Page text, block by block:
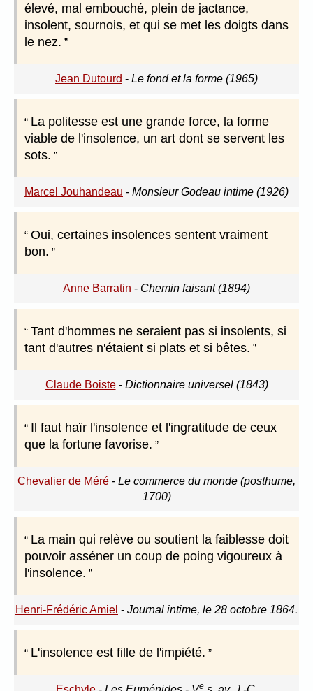
élevé, mal embouché, plein de jactance,
insolent, sournois, et qui se met les doigts dans
le nez.
Jean Dutourd - Le fond et la forme (1965)
La politesse est une grande force, la forme
viable de l'insolence, un art dont se servent les
sots.
Marcel Jouhandeau - Monsieur Godeau intime (1926)
Oui, certaines insolences sentent vraiment
bon.
Anne Barratin - Chemin faisant (1894)
Tant d'hommes ne seraient pas si insolents, si
tant d'autres n'étaient si plats et si bêtes.
Claude Boiste- Dictionnaire universel (1843)
Il faut haïr l'insolence et l'ingratitude de ceux
que la fortune favorise.
Chevalier de Méré - Le commerce du monde (posthume,
1700)
La main qui relève ou soutient la faiblesse doit
pouvoir asséner un coup de poing vigoureux à
l'insolence.
Henri-Frédéric Amiel - Journal intime, le 28 octobre 1864.
L'insolence est fille de l'impiété.
e